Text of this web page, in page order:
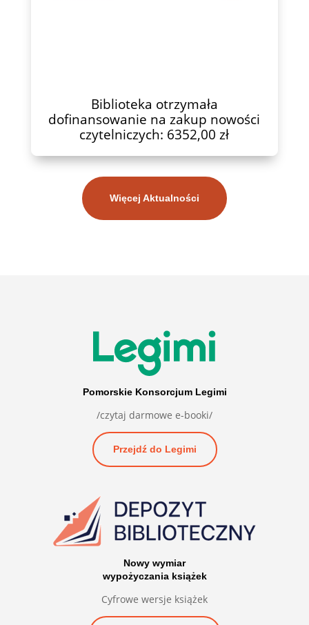
Biblioteka otrzymała
dofinansowanie na zakup nowości
czytelniczych: 6352,00 zł
Więcej Aktualności
Pomorskie Konsorcjum Legimi
/czytaj darmowe e-booki/
Przejdź do Legimi
Nowy wymiar
wypożyczania książek
Cyfrowe wersje książek